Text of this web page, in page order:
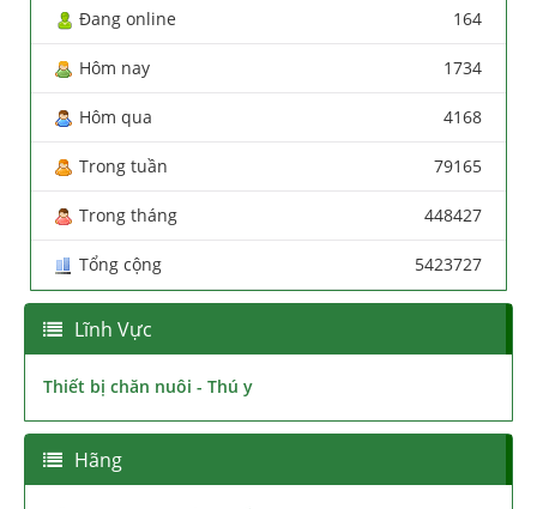
Đang online 164
Hôm nay 1734
Hôm qua 4168
Trong tuần 79165
Trong tháng 448427
Tổng cộng 5423727
Lĩnh Vực
Thiết bị chăn nuôi - Thú y
Hãng